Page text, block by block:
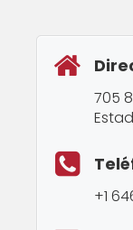
705
+1